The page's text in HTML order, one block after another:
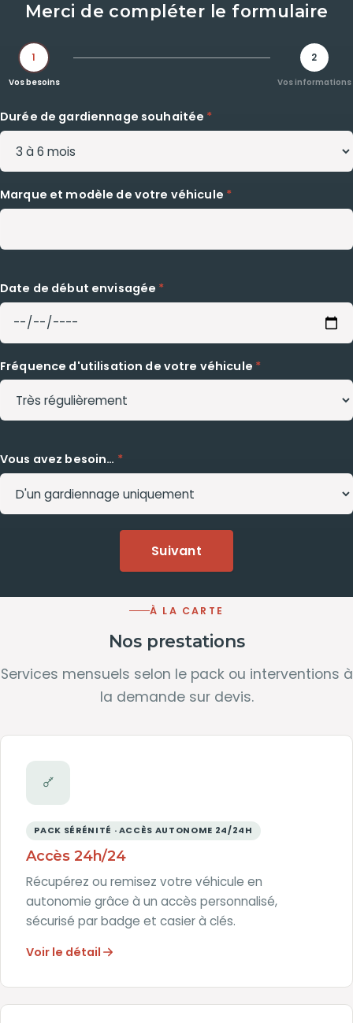
Merci de compléter le formulaire
1
Vos besoins
2
Vos informations
Durée de gardiennage souhaitée *
Marque et modèle de votre véhicule *
Date de début envisagée *
Fréquence d'utilisation de votre véhicule *
Vous avez besoin… *
Suivant
À LA CARTE
Nos prestations
Services mensuels selon le pack ou interventions à
la demande sur devis.
PACK SÉRÉNITÉ · ACCÈS AUTONOME 24/24H
Accès 24h/24
Récupérez ou remisez votre véhicule en
autonomie grâce à un accès personnalisé,
sécurisé par badge et casier à clés.
Voir le détail